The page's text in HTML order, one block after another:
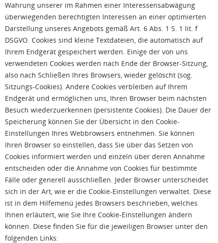
Wahrung unserer im Rahmen einer Interessensabwägung
überwiegenden berechtigten Interessen an einer optimierten
Darstellung unseres Angebots gemäß Art. 6 Abs. 1 S. 1 lit. f
DSGVO. Cookies sind kleine Textdateien, die automatisch auf
Ihrem Endgerät gespeichert werden. Einige der von uns
verwendeten Cookies werden nach Ende der Browser-Sitzung,
also nach Schließen Ihres Browsers, wieder gelöscht (sog.
Sitzungs-Cookies). Andere Cookies verbleiben auf Ihrem
Endgerät und ermöglichen uns, Ihren Browser beim nächsten
Besuch wiederzuerkennen (persistente Cookies). Die Dauer der
Speicherung können Sie der Übersicht in den Cookie-
Einstellungen Ihres Webbrowsers entnehmen. Sie können
Ihren Browser so einstellen, dass Sie über das Setzen von
Cookies informiert werden und einzeln über deren Annahme
entscheiden oder die Annahme von Cookies für bestimmte
Fälle oder generell ausschließen. Jeder Browser unterscheidet
sich in der Art, wie er die Cookie-Einstellungen verwaltet. Diese
ist in dem Hilfemenü jedes Browsers beschrieben, welches
Ihnen erläutert, wie Sie Ihre Cookie-Einstellungen ändern
können. Diese finden Sie für die jeweiligen Browser unter den
folgenden Links: